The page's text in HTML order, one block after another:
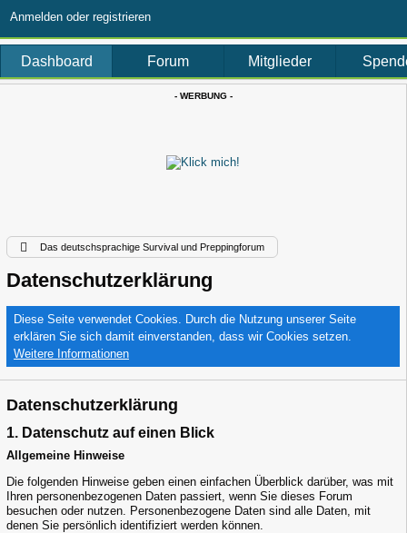
Anmelden oder registrieren
Dashboard Forum Mitglieder
- WERBUNG -
Das deutschsprachige Survival und Preppingforum
Datenschutzerklärung
Diese Seite verwendet Cookies. Durch die Nutzung unserer Seite
erklären Sie sich damit einverstanden, dass wir Cookies setzen.
Weitere Informationen
Datenschutzerklärung
1. Datenschutz auf einen Blick
Allgemeine Hinweise
Die folgenden Hinweise geben einen einfachen Überblick darüber, was mit
Ihren personenbezogenen Daten passiert, wenn Sie dieses Forum
besuchen oder nutzen. Personenbezogene Daten sind alle Daten, mit
denen Sie persönlich identifiziert werden können.